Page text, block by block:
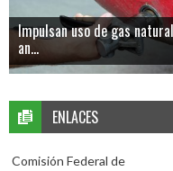
Impulsan uso de gas natural
an...
ENLACES
Comisión Federal de